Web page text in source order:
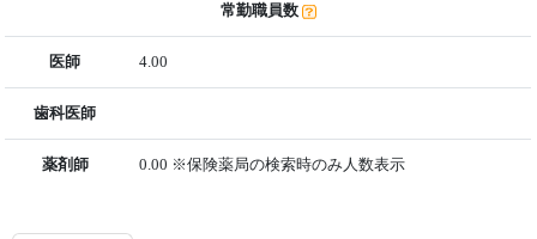
常勤職員数
医師 4.00
歯科医師
薬剤師 0.00 ※保険薬局の検索時のみ人数表示